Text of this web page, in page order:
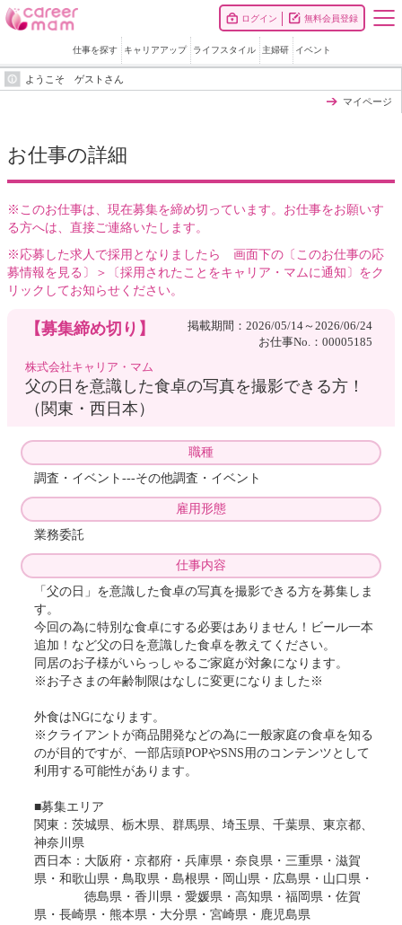
ログイン 無料会員登録
仕事を探す キャリアアップ ライフスタイル 主婦研 イベント
ようこそ ゲストさん
マイページ
お仕事の詳細
※このお仕事は、現在募集を締め切っています。お仕事をお願いす
る方へは、直接ご連絡いたします。
※応募した求人で採用となりましたら 画面下の〔このお仕事の応
募情報を見る〕＞〔採用されたことをキャリア・マムに通知〕をク
リックしてお知らせください。
【募集締め切り】
掲載期間：2026/05/14～2026/06/24
お仕事No.：00005185
株式会社キャリア・マム
父の日を意識した食卓の写真を撮影できる方！
（関東・西日本）
職種
調査・イベント---その他調査・イベント
雇用形態
業務委託
仕事内容
「父の日」を意識した食卓の写真を撮影できる方を募集しま
す。
今回の為に特別な食卓にする必要はありません！ビール一本
追加！など父の日を意識した食卓を教えてください。
同居のお子様がいらっしゃるご家庭が対象になります。
※お子さまの年齢制限はなしに変更になりました※
外食はNGになります。
※クライアントが商品開発などの為に一般家庭の食卓を知る
のが目的ですが、一部店頭POPやSNS用のコンテンツとして
利用する可能性があります。
■募集エリア
関東：茨城県、栃木県、群馬県、埼玉県、千葉県、東京都、
神奈川県
西日本：大阪府・京都府・兵庫県・奈良県・三重県・滋賀
県・和歌山県・鳥取県・島根県・岡山県・広島県・山口県・
徳島県・香川県・愛媛県・高知県・福岡県・佐賀
県・長崎県・熊本県・大分県・宮崎県・鹿児島県